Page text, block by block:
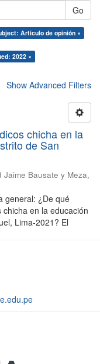
Go
Artículo de opinión ×
2022 ×
Show Advanced Filters
chicha en la
de San
Jaime Bausate y Meza,
general: ¿De qué
en la educación
Lima-2021? El